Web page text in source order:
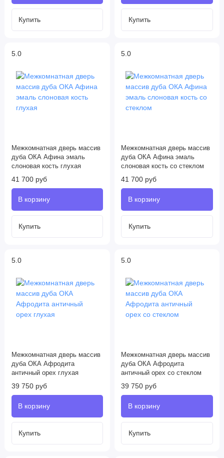
5.0
Межкомнатная дверь массив
дуба ОКА Афина эмаль
слоновая кость глухая
41 700 руб
5.0
Межкомнатная дверь массив
дуба ОКА Афина эмаль
слоновая кость со стеклом
41 700 руб
5.0
Межкомнатная дверь массив
дуба ОКА Афродита
античный орех глухая
39 750 руб
5.0
Межкомнатная дверь массив
дуба ОКА Афродита
античный орех со стеклом
39 750 руб